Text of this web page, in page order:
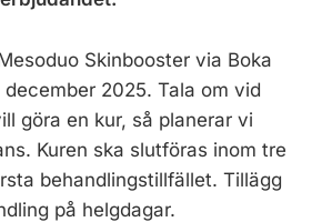
Skinbooster via Boka
december 2025. Tala om vid
göra en kur, så planerar vi
Kuren ska slutföras inom tre
behandlingstillfället. Tillägg
på helgdagar.